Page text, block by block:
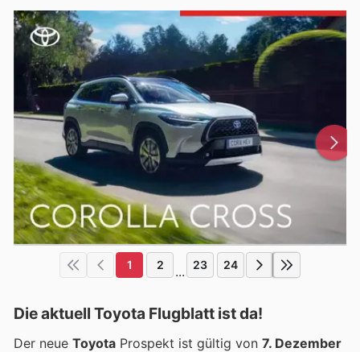
1 2 ... 23 24
Die aktuell Toyota Flugblatt ist da!
Der neue Toyota Prospekt ist gültig von 7. Dezember